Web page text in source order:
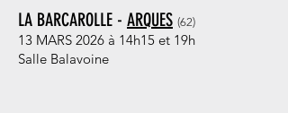
LA BARCAROLLE - ARQUES (62)
13 MARS 2026 à 14h15 et 19h
Salle Balavoine